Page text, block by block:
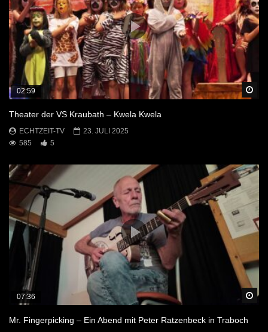
02:59
Theater der VS Kraubath – Kwela Kwela
ECHTZEIT-TV
23. JULI 2025
585
5
07:36
Mr. Fingerpicking – Ein Abend mit Peter Ratzenbeck in Traboch